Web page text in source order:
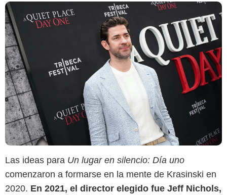
Las ideas para Un lugar en silencio: Día uno
comenzaron a formarse en la mente de Krasinski en
2020. En 2021, el director elegido fue Jeff Nichols,